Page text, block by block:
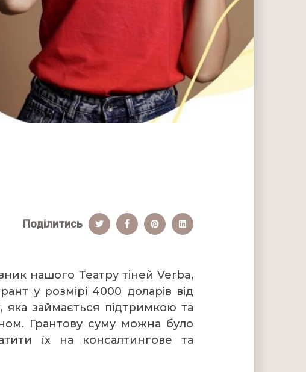
Поділитись
нашого Театру тіней Verba,
у розмірі 4000 доларів від
яка займається підтримкою та
Грантову суму можна було
їх на консалтингове та